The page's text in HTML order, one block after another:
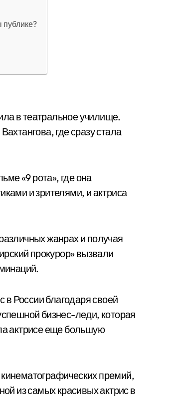
публике?
в театральное училище.
где сразу стала
«9 рота», где она
и зрителями, и актриса
жанрах и получая
прокурор» вызвали
в России благодаря своей
бизнес-леди, которая
актрисе еще большую
премий,
из самых красивых актрис в